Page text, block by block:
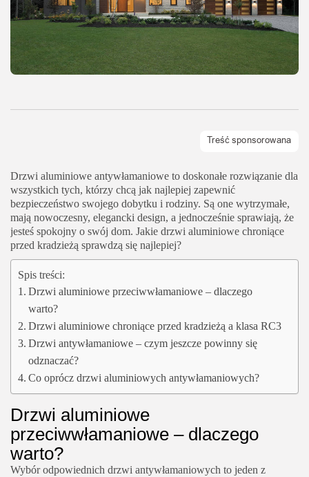
Drzwi aluminiowe antywłamaniowe to doskonałe rozwiązanie dla
wszystkich tych, którzy chcą jak najlepiej zapewnić
bezpieczeństwo swojego dobytku i rodziny. Są one wytrzymałe,
mają nowoczesny, elegancki design, a jednocześnie sprawiają, że
jesteś spokojny o swój dom. Jakie drzwi aluminiowe chroniące
przed kradzieżą sprawdzą się najlepiej?
Spis treści:
Drzwi aluminiowe przeciwwłamaniowe – dlaczego
warto?
Drzwi aluminiowe chroniące przed kradzieżą a klasa RC3
Drzwi antywłamaniowe – czym jeszcze powinny się
odznaczać?
Co oprócz drzwi aluminiowych antywłamaniowych?
Drzwi aluminiowe
przeciwwłamaniowe – dlaczego
warto?
Wybór odpowiednich drzwi antywłamaniowych to jeden z